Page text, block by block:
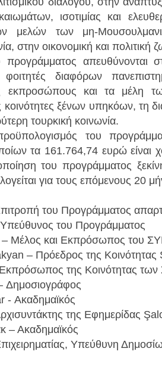
ισοτιμίας και
μελών των μη-
στην οικονομική και πολιτική
προγράμματος απευθύνονται
διαφόρων
εκπροσώπους και τα μέλη
κοινότητες ξένων υπηκόων, τη
τουρκική κοινωνία.
του
τα 161.764,74 ευρώ είναι
του προγράμματος
για τους επόμενους 20
του Προγράμματος
του Προγράμματος
– Μέλος και Εκπρόσωπος του
– Πρόεδρος της
της Κοινότητας των
Δημοσιογράφος
- Ακαδημαϊκός
της Εφημερίδας
– Ακαδημαϊκός
Υπεύθυνη
Sok. No : 39/1 Beykoz, İstanbul
Διεύθυνση :
Τηλέφωνο :